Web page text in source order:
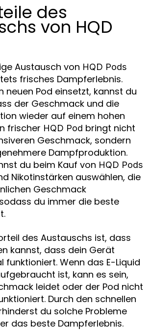
des
von HQD
Austausch von HQD Pods
frisches Dampferlebnis.
neuen Pod einsetzt, kannst du
der Geschmack und die
wieder auf einem hohen
frischer HQD Pod bringt nicht
Geschmack, sondern
Dampfproduktion.
du beim Kauf von HQD Pods
Nikotinstärken auswählen, die
Geschmack
du immer die beste
des Austauschs ist, dass
kannst, dass dein Gerät
funktioniert. Wenn das E-Liquid
ist, kann es sein,
leidet oder der Pod nicht
Durch den schnellen
du solche Probleme
das beste Dampferlebnis.